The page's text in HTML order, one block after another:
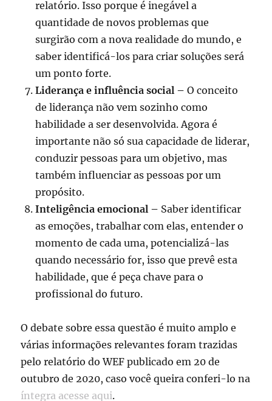
relatório. Isso porque é inegável a
quantidade de novos problemas que
surgirão com a nova realidade do mundo, e
saber identificá-los para criar soluções será
um ponto forte.
Liderança e influência social –O conceito
de liderança não vem sozinho como
habilidade a ser desenvolvida. Agora é
importante não só sua capacidade de liderar,
conduzir pessoas para um objetivo, mas
também influenciar as pessoas por um
propósito.
Inteligência emocional – Saber identificar
as emoções, trabalhar com elas, entender o
momento de cada uma, potencializá-las
quando necessário for, isso que prevê esta
habilidade, que é peça chave para o
profissional do futuro.
O debate sobre essa questão é muito amplo e
várias informações relevantes foram trazidas
pelo relatório do WEF publicado em 20 de
outubro de 2020, caso você queira conferi-lo na
íntegra acesse aqui.